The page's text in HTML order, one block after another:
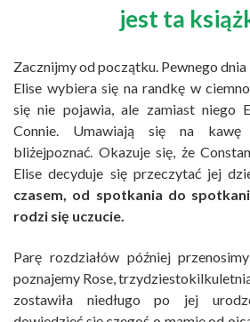
jest ta
Zacznijmy od początku. Pewnego
Elise wybiera się na randkę w
się nie pojawia, ale zamiast niego
Connie. Umawiają się na
bliżejpoznać. Okazuje się, że
Elise decyduje się przeczytać jej
czasem, od spotkania do
rodzi się uczucie.
Parę rozdziałów później
poznajemy Rose,
zostawiła niedługo po jej